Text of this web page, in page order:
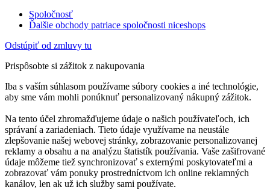
Spoločnosť
Ďalšie obchody patriace spoločnosti niceshops
Odstúpiť od zmluvy tu
Prispôsobte si zážitok z nakupovania
Iba s vaším súhlasom používame súbory cookies a iné technológie,
aby sme vám mohli ponúknuť personalizovaný nákupný zážitok.
Na tento účel zhromažďujeme údaje o našich používateľoch, ich
správaní a zariadeniach. Tieto údaje využívame na neustále
zlepšovanie našej webovej stránky, zobrazovanie personalizovanej
reklamy a obsahu a na analýzu štatistík používania. Vaše zašifrované
údaje môžeme tiež synchronizovať s externými poskytovateľmi a
zobrazovať vám ponuky prostredníctvom ich online reklamných
kanálov, len ak už ich služby sami používate.